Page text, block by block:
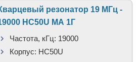
резонатор 19 МГц -
HC50U МА 1Г
Частота, кГц: 19000
Корпус: HC50U